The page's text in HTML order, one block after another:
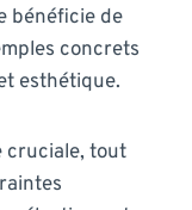
bénéficie de
concrets
esthétique.
cruciale, tout